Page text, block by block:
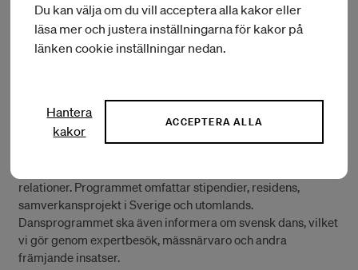
inkomstmöjligheter för stipendiaterna.
Om Konstnärsnämndens internationella program
Genom utökat internationellt främjandeuppdrag arbetar
Konstnärsnämndens Internationella program för dans för att
vidga och utveckla svenska koreografers och dansares
relationer. Programmet omfattar stipendier, residens,
samverkansprojekt i Sverige och utomlands.
Dansprogrammet ska även informera om svensk dans, vilket
vi gör genom expertbesök, mässnärvaro och andra
främjande insatser.
Du kan välja om du vill acceptera alla kakor eller
läsa mer och justera inställningarna för kakor på
länken cookie inställningar nedan.
Hantera
kakor
ACCEPTERA ALLA